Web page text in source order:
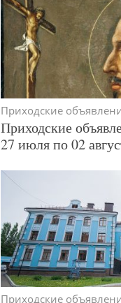
Приходские
Приходские
27 июля по 02
Приходские